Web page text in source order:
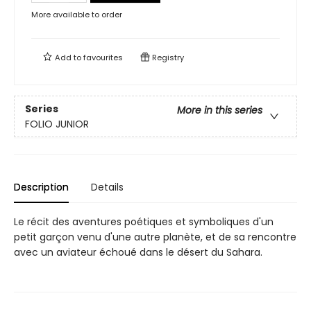
More available to order
Add tofavourites Registry
Series
More in this series
FOLIO JUNIOR
Description Details
Le récit des aventures poétiques et symboliques d'un
petit garçon venu d'une autre planète, et de sa rencontre
avec un aviateur échoué dans le désert du Sahara.